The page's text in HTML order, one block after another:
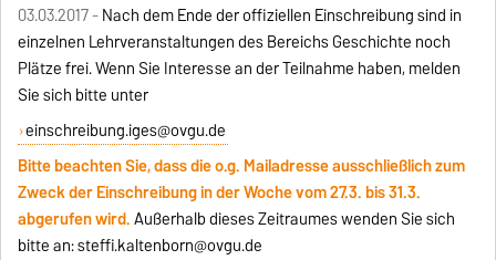
03.03.2017 -Nach dem Ende der offiziellen Einschreibung sind in
einzelnen Lehrveranstaltungen des Bereichs Geschichte noch
Plätze frei. Wenn Sie Interesse an der Teilnahme haben, melden
Sie sich bitte unter
einschreibung.iges@ovgu.de
Bitte beachten Sie, dass die o.g. Mailadresse ausschließlich zum
Zweck der Einschreibung in der Woche vom 27.3. bis 31.3.
abgerufen wird.Außerhalb dieses Zeitraumes wenden Sie sich
bitte an: steffi.kaltenborn@ovgu.de